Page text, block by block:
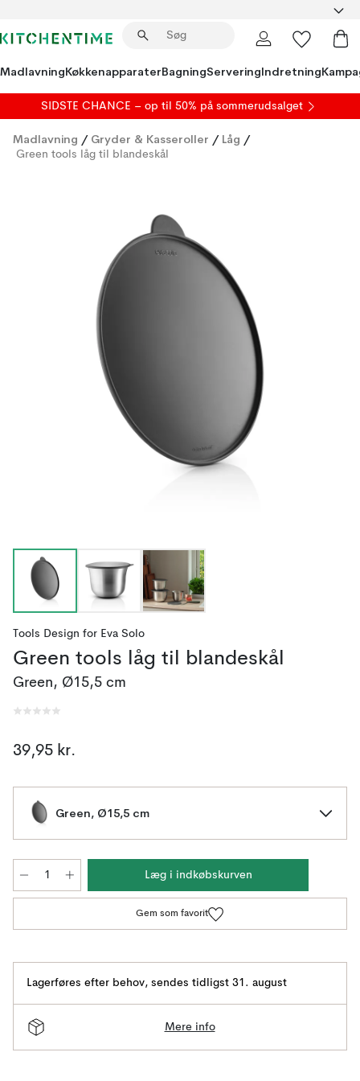
MadlavningKøkkenapparaterBagningServeringIndretning
SIDSTE CHANCE – op til 50% på sommerudsalget
Madlavning / Gryder & Kasseroller / Låg /
Green tools låg til blandeskål
Tools Design for Eva Solo
Green tools låg til blandeskål
Green, Ø15,5 cm
39,95 kr.
Green, Ø15,5 cm
Læg i indkøbskurven
Gem som favorit
Lagerføres efter behov, sendes tidligst 31. august
Mere info